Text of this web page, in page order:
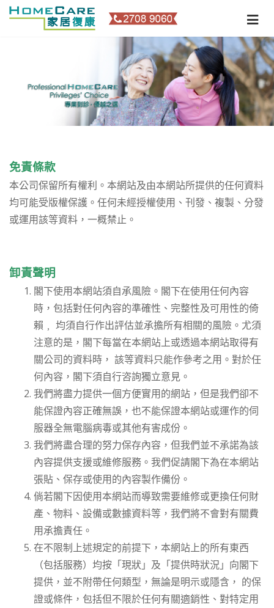
免責條款
本公司保留所有權利。本網站及由本網站所提供的任何資料
均可能受版權保護。任何未經授權使用、刊發、複製、分發
或運用該等資料，一概禁止。
卸責聲明
閣下使用本網站須自承風險。閣下在使用任何內容
時，包括對任何內容的準確性、完整性及可用性的倚
賴﹐ 均須自行作出評估並承擔所有相關的風險。尤須
注意的是，閣下每當在本網站上或透過本網站取得有
關公司的資料時， 該等資料只能作參考之用。對於任
何內容，閣下須自行咨詢獨立意見。
我們將盡力提供一個方便實用的網站，但是我們卻不
能保證內容正確無誤，也不能保證本網站或運作的伺
服器全無電腦病毒或其他有害成份。
我們將盡合理的努力保存內容，但我們並不承諾為該
內容提供支援或維修服務。我們促請閣下為在本網站
張貼、保存或使用的內容製作備份。
倘若閣下因使用本網站而導致需要維修或更換任何財
產、物料、設備或數據資料等，我們將不會對有關費
用承擔責任。
在不限制上述規定的前提下，本網站上的所有東西
（包括服務）均按「現狀」及「提供時狀況」向閣下
提供，並不附帶任何類型，無論是明示或隱含， 的保
證或條件，包括但不限於任何有關適銷性、對特定用